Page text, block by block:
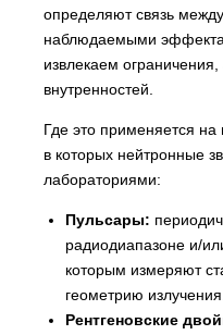
определяют связь
наблюдаемыми
извлекаем
внутренностей.
Где это применяется на
в которых нейтронные
лабораториями:
Пульсары:
радиодиапазоне и/
которым измеряют
геометрию излучения.
Рентгеновские